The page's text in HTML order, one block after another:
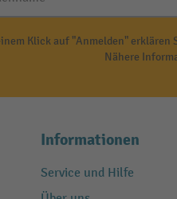
Klick auf "Anmelden" erklären
Nähere
Informationen
Service und Hilfe